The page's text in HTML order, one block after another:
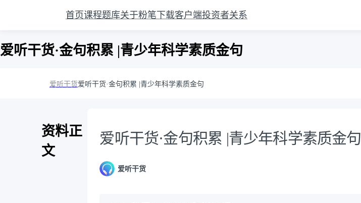
首页课程题库关于粉笔 下载客户端投资者关系
爱听干货·金句积累 |青少年科学素质金句
爱听干货爱听干货·金句积累 |青少年科学素质金句
资料正
文
爱听干货·金句积累 |青少年科学素质金句
爱听干货